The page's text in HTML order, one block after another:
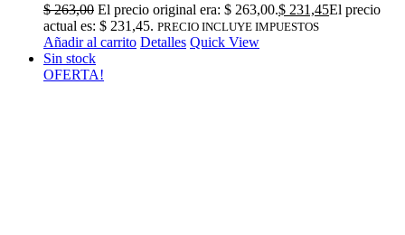
$263,00 El precio original era: $ 263,00.$ 231,45El precio
actual es: $ 231,45. PRECIO INCLUYE IMPUESTOS
Añadir al carrito Detalles Quick View
Sin stock
OFERTA!